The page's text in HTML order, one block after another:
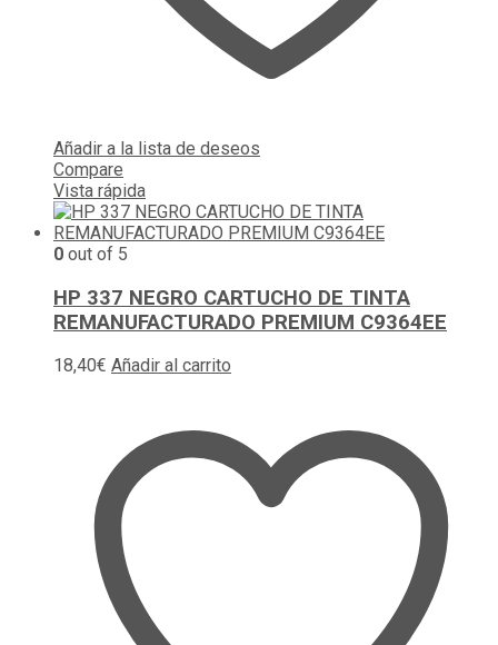
Añadir a la lista de deseos
Compare
Vista rápida
0 out of 5
HP 337 NEGRO CARTUCHO DE TINTA
REMANUFACTURADO PREMIUM C9364EE
18,40€ Añadir al carrito